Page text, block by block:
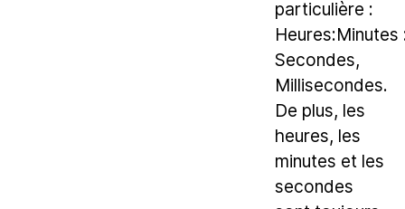
particulière :
Heures:Minutes
Secondes,
Millisecondes.
De plus, les
heures, les
minutes et les
secondes